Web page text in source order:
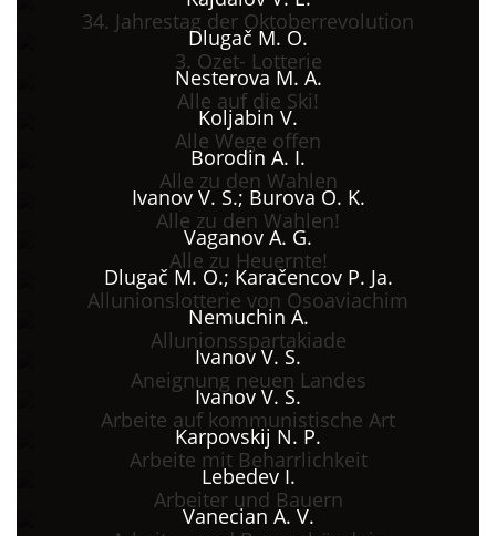
34. Jahrestag der Oktoberrevolution
Dlugač M. O.
3. Ozet- Lotterie
Nesterova M. A.
Alle auf die Ski!
Koljabin V.
Alle Wege offen
Borodin A. I.
Alle zu den Wahlen
Ivanov V. S.; Burova O. K.
Alle zu den Wahlen!
Vaganov A. G.
Alle zu Heuernte!
Dlugač M. O.; Karačencov P. Ja.
Allunionslotterie von Osoaviachim
Nemuchin A.
Allunionsspartakiade
Ivanov V. S.
Aneignung neuen Landes
Ivanov V. S.
Arbeite auf kommunistische Art
Karpovskij N. P.
Arbeite mit Beharrlichkeit
Lebedev I.
Arbeiter und Bauern
Vanecian A. V.